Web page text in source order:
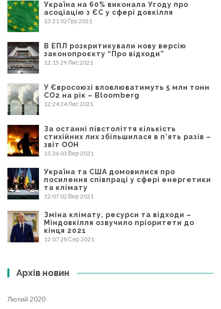
Україна на 60% виконала Угоду про
асоціацію з ЄС у сфері довкілля
13:21 02 Гру 2021
В ЕПЛ розкритикували нову версію
законопроєкту “Про відходи”
12:15 29 Лис 2021
У Євросоюзі вловлюватимуть 5 млн тонн
CO2 на рік – Bloomberg
12:2424 Лис 2021
За останні півстоліття кількість
стихійних лих збільшилася в п’ять разів –
звіт ООН
15:36 03 Вер 2021
Україна та США домовилися про
посилення співпраці у сфері енергетики
та клімату
12:07 02 Вер 2021
Зміна клімату, ресурси та відходи –
Міндовкілля озвучило пріоритети до
кінця 2021
12:0728 Сер 2021
Архів новин
Лютий 2020